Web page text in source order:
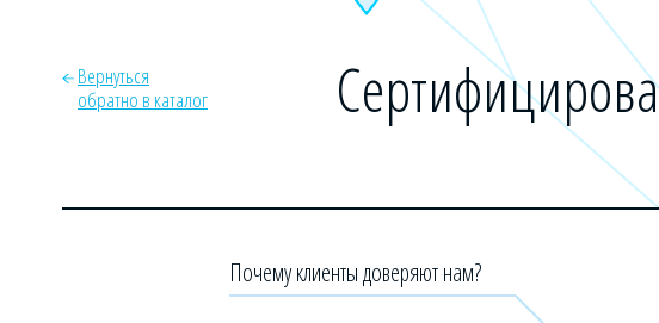
Вернуться
обратно в каталог
Почему клиенты доверяют нам?